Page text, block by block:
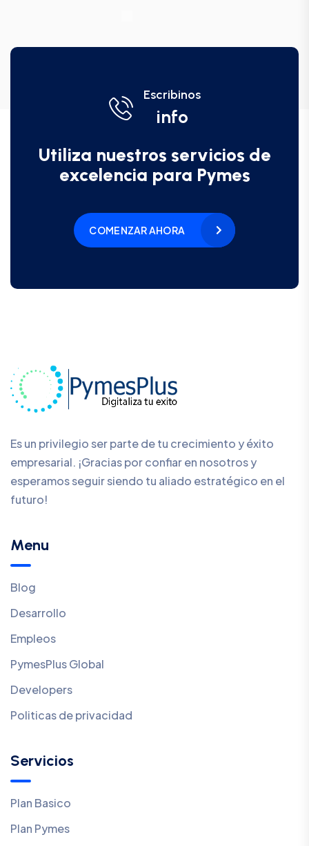
Escribinos
info
Utiliza nuestros servicios de
excelencia para Pymes
COMENZAR AHORA
Es un privilegio ser parte de tu crecimiento y éxito
empresarial. ¡Gracias por confiar en nosotros y
esperamos seguir siendo tu aliado estratégico en el
futuro!
Menu
Blog
Desarrollo
Empleos
PymesPlus Global
Developers
Politicas de privacidad
Servicios
Plan Basico
Plan Pymes